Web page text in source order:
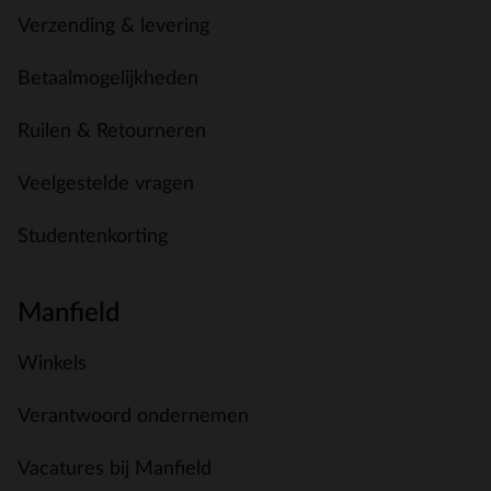
Verzending & levering
Betaalmogelijkheden
Ruilen & Retourneren
Veelgestelde vragen
Studentenkorting
Manfield
Winkels
Verantwoord ondernemen
Vacatures bij Manfield